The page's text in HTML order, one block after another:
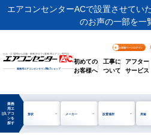
エアコンセンターACで設置させてい
のお声の一部を一
ビル・工場用から店舗・事務所まで | 業務用エアコン専門店
業務用エアコンオンラインNo.1ショップ
お客様ページログイン
初めての
お客様へ
工事に
ついて
アフター
サービス
manage_search
業務
用エ
アコ
ンを
探す
形状 メーカー 設置場所 用途